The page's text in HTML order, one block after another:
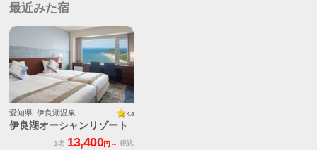
最近みた宿
愛知県 伊良湖温泉 4.4
伊良湖オーシャンリゾート
1名 13,400円～ 税込